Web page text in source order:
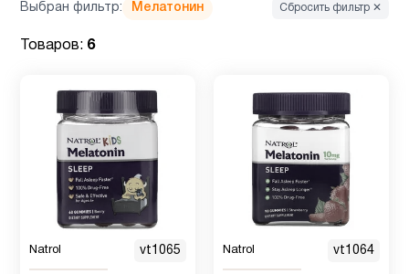
Выбран фильтр: Мелатонин Сбросить фильтр ✕
Товаров: 6
Natrol vt1065 Natrol vt1064